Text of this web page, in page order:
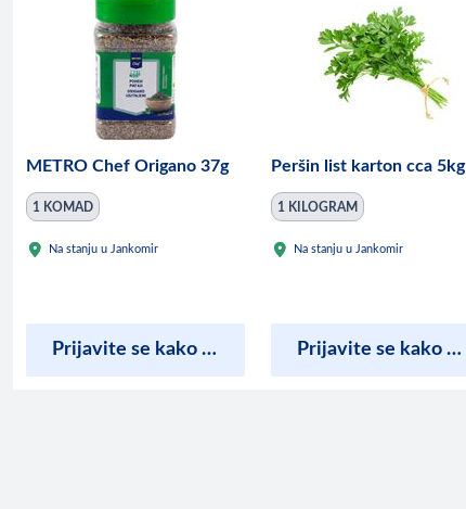
METRO Chef Origano 37g
1 KOMAD
Na stanju u Jankomir
Prijavite se kako bi vidjeli cijene
Peršin list karton cca 5kg
1 KILOGRAM
Na stanju u Jankomir
Prijavite se kako bi vidjeli cijene